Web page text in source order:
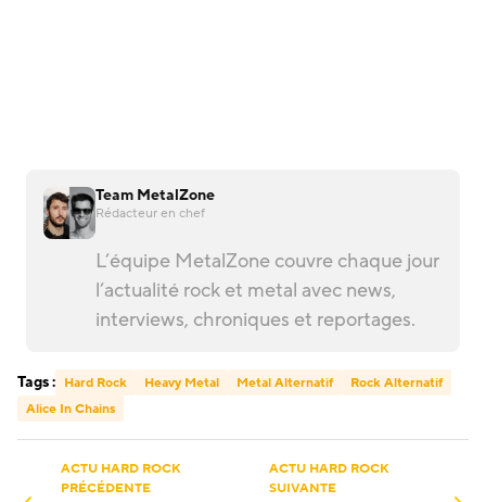
Team MetalZone
Rédacteur en chef
L’équipe MetalZone couvre chaque jour
l’actualité rock et metal avec news,
interviews, chroniques et reportages.
Tags : Hard Rock Heavy Metal Metal Alternatif
Rock Alternatif
Alice In Chains
ACTU HARD ROCK
PRÉCÉDENTE
ACTU HARD ROCK
SUIVANTE